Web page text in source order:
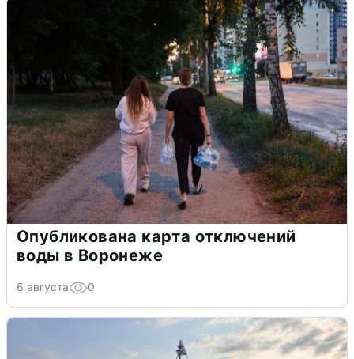
Опубликована карта отключений
воды в Воронеже
6 августа 0